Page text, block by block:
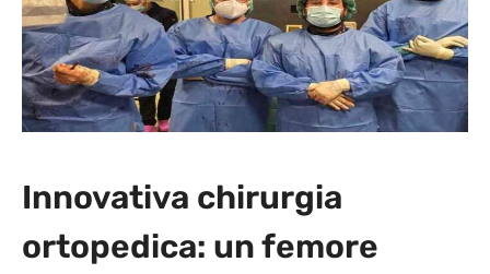
Innovativa chirurgia
ortopedica: un femore